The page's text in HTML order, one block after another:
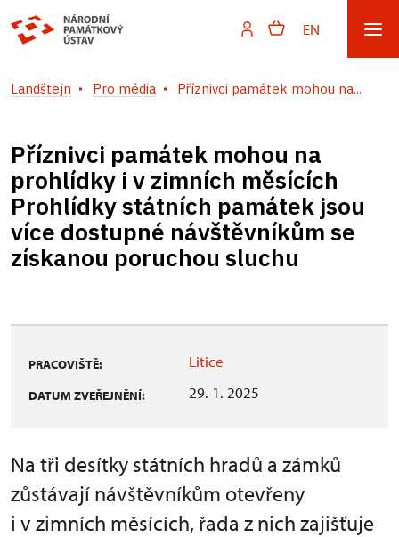
EN
Landštejn Pro média Příznivci památek mohou na...
Příznivci památek mohou na
prohlídky i v zimních měsících
Prohlídky státních památek jsou
více dostupné návštěvníkům se
získanou poruchou sluchu
PRACOVIŠTĚ: Litice
DATUM ZVEŘEJNĚNÍ: 29. 1. 2025
Na tři desítky státních hradů a zámků
zůstávají návštěvníkům otevřeny
i v zimních měsících, řada z nich zajišťuje